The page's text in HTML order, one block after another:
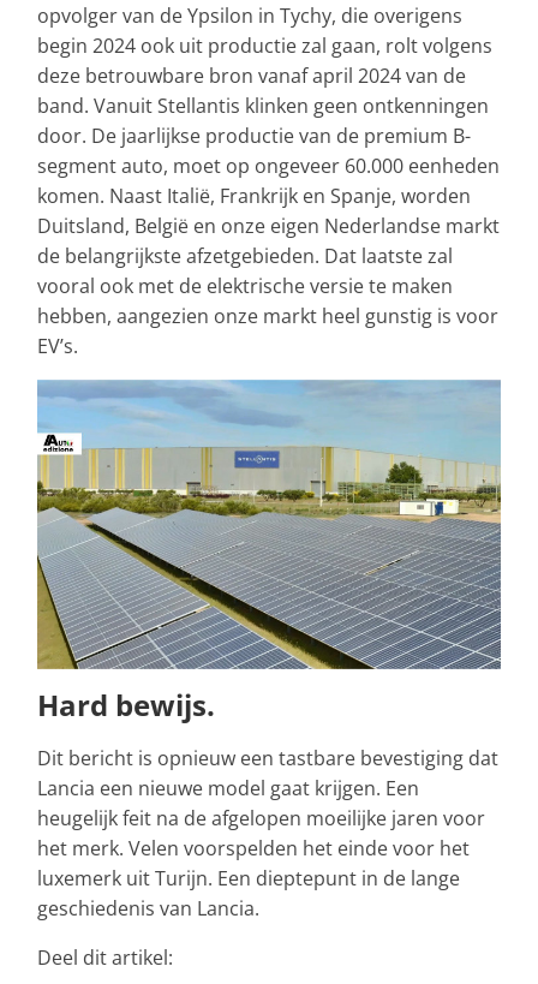
opvolger van de Ypsilon in Tychy, die overigens
begin 2024 ook uit productie zal gaan, rolt volgens
deze betrouwbare bron vanaf april 2024 van de
band. Vanuit Stellantis klinken geen ontkenningen
door. De jaarlijkse productie van de premium B-
segment auto, moet op ongeveer 60.000 eenheden
komen. Naast Italië, Frankrijk en Spanje, worden
Duitsland, België en onze eigen Nederlandse markt
de belangrijkste afzetgebieden. Dat laatste zal
vooral ook met de elektrische versie te maken
hebben, aangezien onze markt heel gunstig is voor
EV’s.
Hard bewijs.
Dit bericht is opnieuw een tastbare bevestiging dat
Lancia een nieuwe model gaat krijgen. Een
heugelijk feit na de afgelopen moeilijke jaren voor
het merk. Velen voorspelden het einde voor het
luxemerk uit Turijn. Een dieptepunt in de lange
geschiedenis van Lancia.
Deel dit artikel: